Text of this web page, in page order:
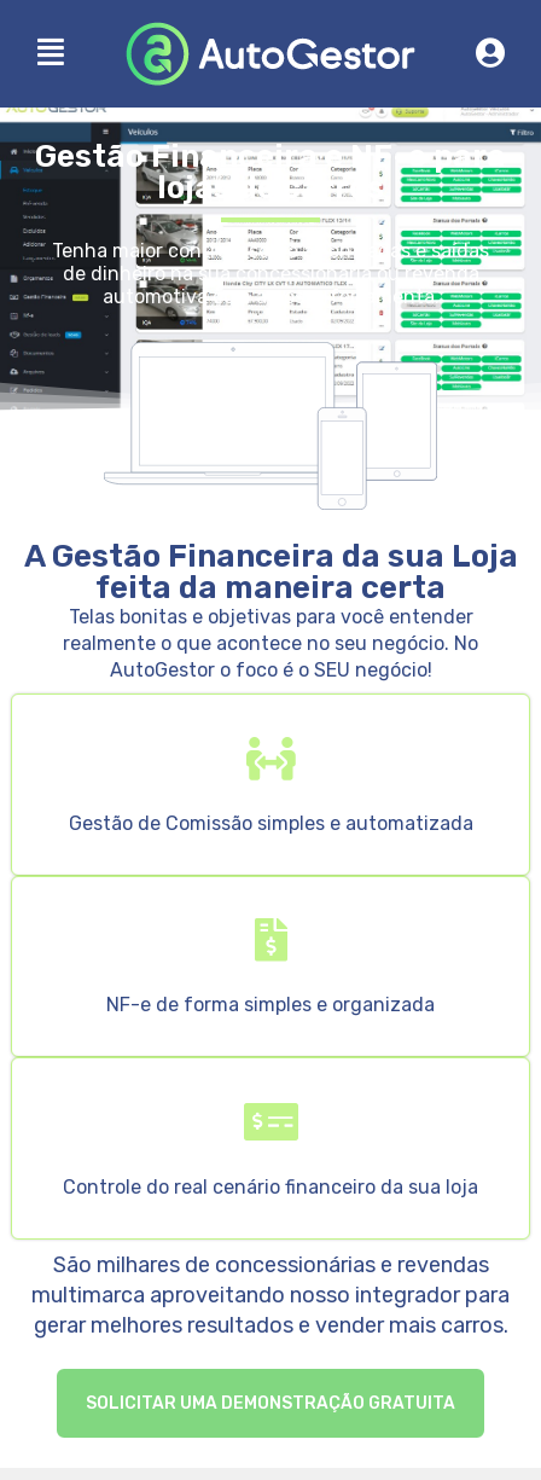
Gestão Financeira e NF-e para
lojas de carros
Tenha maior controle sobre as entradas e saídas
de dinheiro na sua concessionária ou revenda
automotiva com a nossa ferramenta.
A Gestão Financeira da sua Loja
feita da maneira certa
Telas bonitas e objetivas para você entender
realmente o que acontece no seu negócio. No
AutoGestor o foco é o SEU negócio!
Gestão de Comissão simples e automatizada
NF-e de forma simples e organizada
Controle do real cenário financeiro da sua loja
São milhares de concessionárias e revendas
multimarca aproveitando nosso integrador para
gerar melhores resultados e vender mais carros.
SOLICITAR UMA DEMONSTRAÇÃO GRATUITA